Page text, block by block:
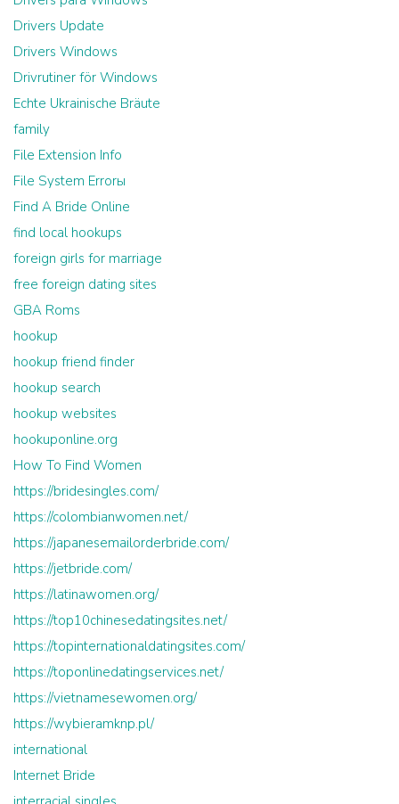
Drivers Update
Drivers Windows
Drivrutiner för Windows
Echte Ukrainische Bräute
family
File Extension Info
File System Errorы
Find A Bride Online
find local hookups
foreign girls for marriage
free foreign dating sites
GBA Roms
hookup
hookup friend finder
hookup search
hookup websites
hookuponline.org
How To Find Women
https://bridesingles.com/
https://colombianwomen.net/
https://japanesemailorderbride.com/
https://jetbride.com/
https://latinawomen.org/
https://top10chinesedatingsites.net/
https://topinternationaldatingsites.com/
https://toponlinedatingservices.net/
https://vietnamesewomen.org/
https://wybieramknp.pl/
international
Internet Bride